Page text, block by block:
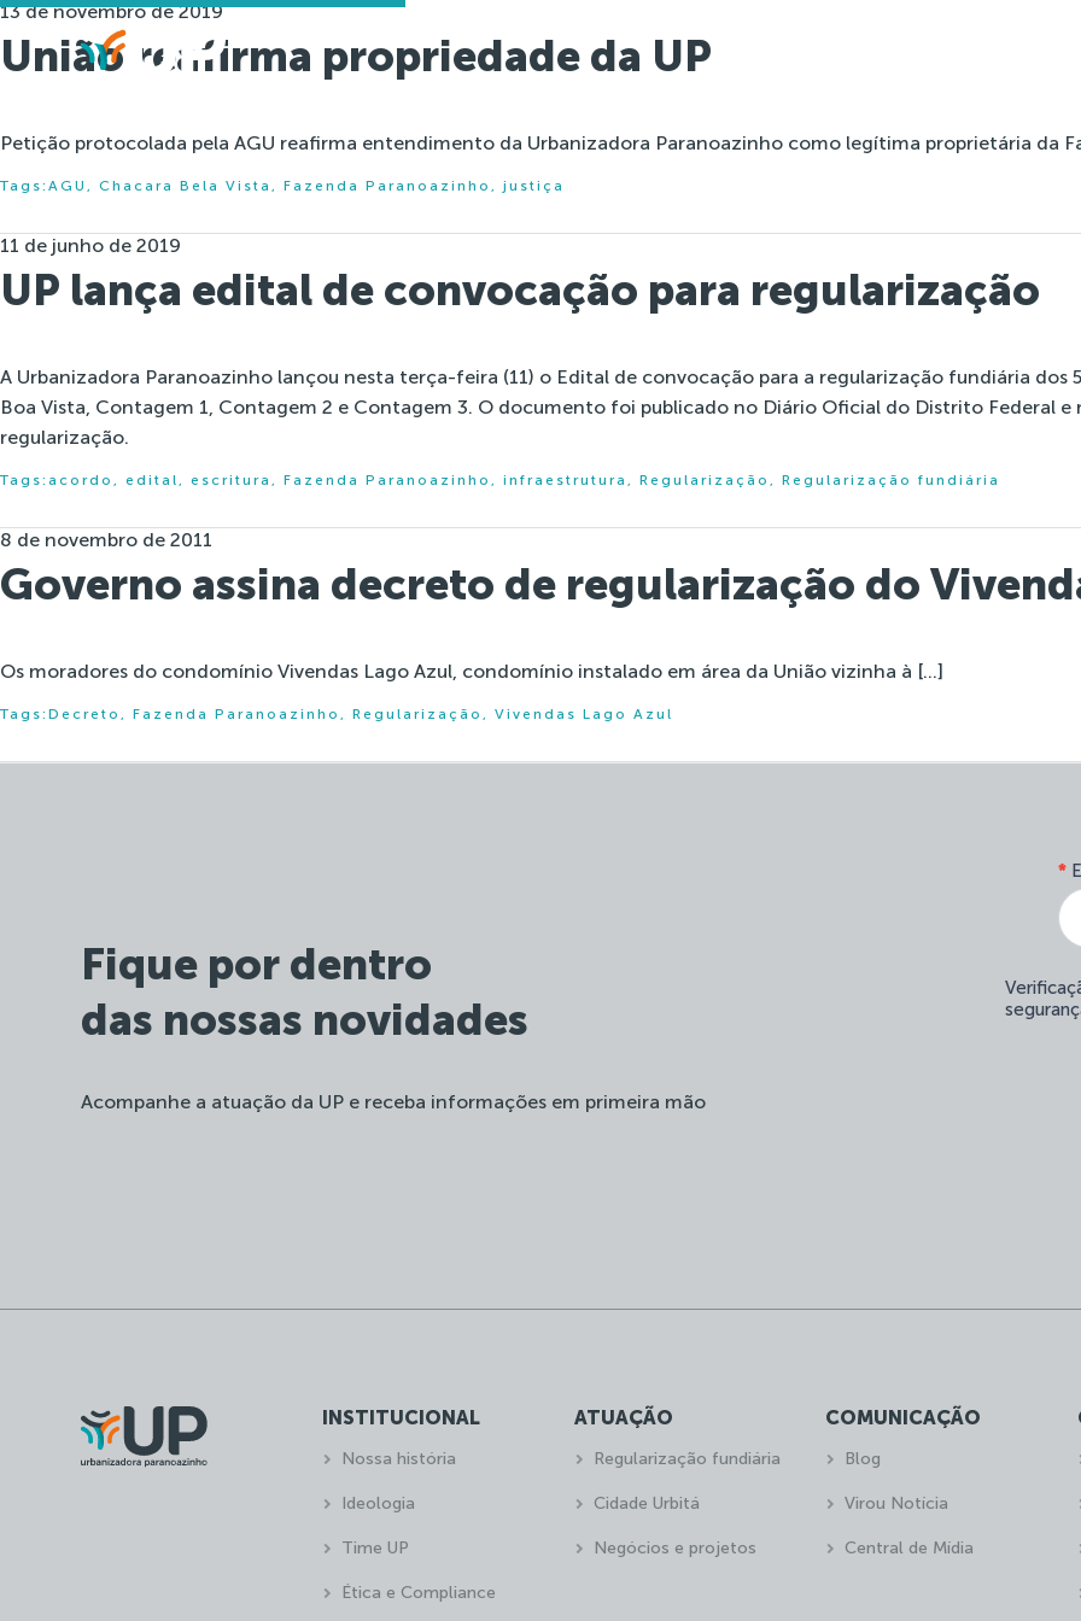
13 de novembro de 2019
União reafirma propriedade da UP
Petição protocolada pela AGU reafirma entendimento da Urbanizadora Paranoazinho como legítima proprietária da
Tags: AGU , Chacara Bela Vista , Fazenda Paranoazinho , justiça
11 de junho de 2019
UP lança edital de convocação para regularização
A Urbanizadora Paranoazinho lançou nesta terça-feira (11) o Edital de convocação para a regularização fundiária
Boa Vista, Contagem 1, Contagem 2 e Contagem 3. O documento foi publicado no Diário Oficial do Distrito Federal e
regularização.
Tags: acordo , edital, escritura , Fazenda Paranoazinho , infraestrutura , Regularização , Regularização fundiária
8 de novembro de 2011
Governo assina decreto de regularização do
Os moradores do condomínio Vivendas Lago Azul, condomínio instalado em área da União vizinha à […]
Tags: Decreto , Fazenda Paranoazinho , Regularização , Vivendas Lago Azul
Fique por dentro
das nossas novidades
Acompanhe a atuação da UP e receba informações em primeira mão
*
INSTITUCIONAL
Nossa história
Ideologia
Time UP
Ética e Compliance
ATUAÇÃO
Regularização fundiária
Cidade Urbitá
Negócios e projetos
COMUNICAÇÃO
Blog
Virou Notícia
Central de Mídia